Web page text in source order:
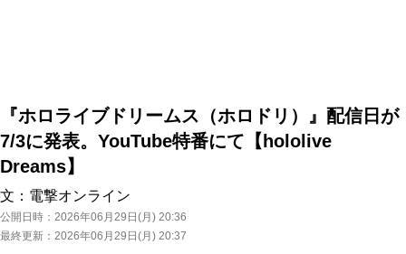
『ホロライブドリームス（ホロドリ）』配信日が
7/3に発表。YouTube特番にて【hololive
Dreams】
文： 電撃オンライン
公開日時： 2026年06月29日(月) 20:36
最終更新： 2026年06月29日(月) 20:37